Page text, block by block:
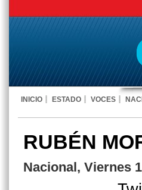
INICIO ESTADO VOCES
RUBÉN
Nacional, Viernes